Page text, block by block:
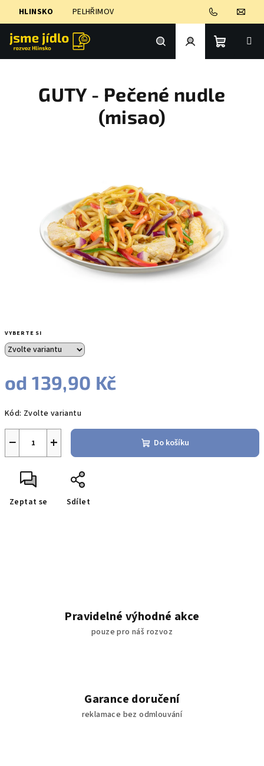
HLINSKO PELHŘIMOV
Hledat PřihlášeníNákupní
košík
VYBERTE SI
od139,90 Kč
cena:
Kód: Zvolte variantu
+
− Do košíku
Zeptat se Sdílet
GUTY - Pečené nudle
(misao)
Pravidelné výhodné akce
pouze pro náš rozvoz
Garance doručení
reklamace bez odmlouvání